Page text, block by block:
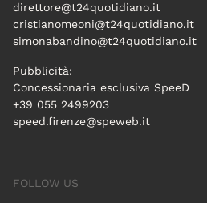
direttore@t24quotidiano.it
cristianomeoni@t24quotidiano.it
simonabandino@t24quotidiano.it
Pubblicità:
Concessionaria esclusiva SpeeD
+39 055 2499203
speed.firenze@speweb.it
FOLLOW US